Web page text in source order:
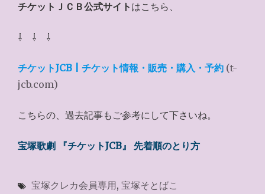
チケットＪＣＢ公式サイト はこちら、
⇩ ⇩ ⇩
チケットJCB | チケット情報・販売・購入・予約 (t-
jcb.com)
こちらの、過去記事もご参考にして下さいね。
宝塚歌劇 『チケットJCB』 先着順のとり方
宝塚クレカ会員専用, 宝塚そとばこ